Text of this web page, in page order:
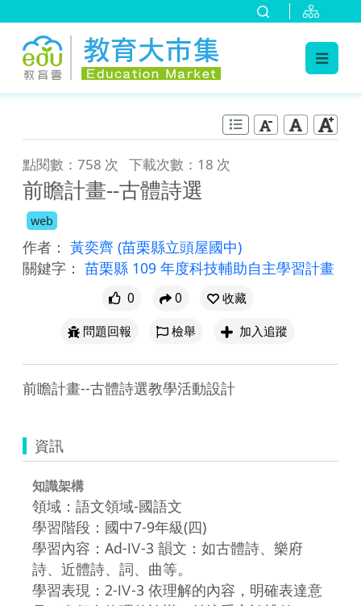
點閱數：758 次 下載次數：18 次
前瞻計畫--古體詩選
web
作者： 黃奕齊 (苗栗縣立頭屋國中)
關鍵字： 苗栗縣 109 年度科技輔助自主學習計畫
0 0
收藏
問題回報
檢舉 加入追蹤
前瞻計畫--古體詩選教學活動設計
資訊
知識架構
領域：語文領域-國語文
學習階段：國中7-9年級(四)
學習內容：Ad-Ⅳ-3 韻文：如古體詩、樂府
詩、近體詩、詞、曲等。
學習表現：2-Ⅳ-3 依理解的內容，明確表達意